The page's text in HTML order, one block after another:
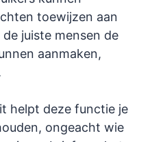
toewijzen aan
juiste mensen de
aanmaken,
helpt deze functie je
ongeacht wie